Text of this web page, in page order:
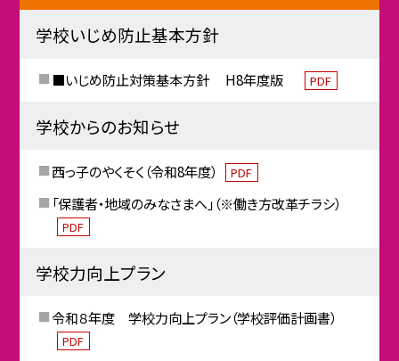
学校いじめ防止基本方針
■いじめ防止対策基本方針 H8年度版 PDF
学校からのお知らせ
西っ子のやくそく（令和8年度） PDF
「保護者・地域のみなさまへ」（※働き方改革チラシ）
PDF
学校力向上プラン
令和８年度 学校力向上プラン（学校評価計画書）
PDF